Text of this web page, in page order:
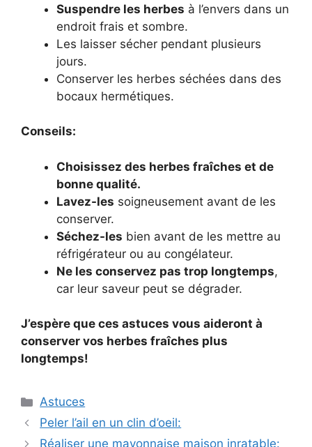
Suspendre les herbes à l’envers dans un
endroit frais et sombre.
Les laisser sécher pendant plusieurs
jours.
Conserver les herbes séchées dans des
bocaux hermétiques.
Conseils:
Choisissez des herbes fraîches et de
bonne qualité.
Lavez-les soigneusement avant de les
conserver.
Séchez-les bien avant de les mettre au
réfrigérateur ou au congélateur.
Ne les conservez pas trop longtemps,
car leur saveur peut se dégrader.
J’espère que ces astuces vous aideront à
conserver vos herbes fraîches plus
longtemps!
Categories
Astuces
Peler l’ail en un clin d’oeil:
Réaliser une mayonnaise maison inratable: